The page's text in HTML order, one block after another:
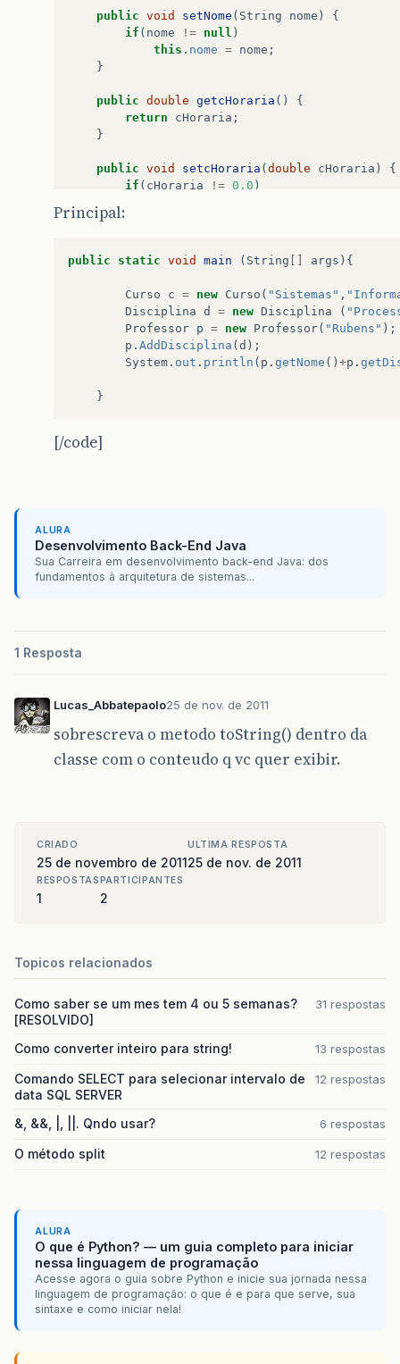
public void setNome ( String nome )
{
if ( nome != null )
this . nome = nome ;
}
public double getcHoraria ()
{
return
cHoraria ;
}
public void setcHoraria ( double cHoraria )
{
if ( cHoraria != 0.0 )
}
public Professor getProfessor
void setProfessor
if
professor != null
professor = professor
}
}
Principal:
public static void main ( String args ){
Curso c = new Curso ( "Sistemas" ,
Disciplina d = new Disciplina (
Professor p = new Professor( "Rubens" );
p . AddDisciplina ( d );
System . out . println ( p . getNome () +p .
}
[/code]
ALURA
Desenvolvimento Back-End Java
Sua Carreira em desenvolvimento back-end Java: dos
fundamentos à arquitetura de sistemas...
1 Resposta
Lucas_Abbatepaolo25 de nov. de 2011
sobrescreva o metodo toString() dentro da
classe com o conteudo q vc quer exibir.
CRIADO
25 de novembro de 2011
ULTIMA RESPOSTA
25 de nov. de 2011
RESPOSTAS
1
PARTICIPANTES
2
Topicos relacionados
Como saber se um mes tem 4 ou 5 semanas?
[RESOLVIDO]
31 respostas
Como converter inteiro para string! 13 respostas
Comando SELECT para selecionar intervalo de
data SQL SERVER
12 respostas
&, &&, |, ||. Qndo usar? 6 respostas
O método split 12 respostas
ALURA
O que é Python? — um guia completo para iniciar
nessa linguagem de programação
Acesse agora o guia sobre Python e inicie sua jornada nessa
linguagem de programação: o que é e para que serve, sua
sintaxe e como iniciar nela!